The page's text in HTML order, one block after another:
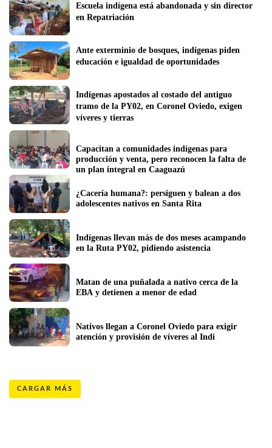
Escuela indígena está abandonada y sin director
en Repatriación
Ante exterminio de bosques, indígenas piden
educación e igualdad de oportunidades
Indígenas apostados al costado del antiguo
tramo de la PY02, en Coronel Oviedo, exigen
víveres y tierras
Capacitan a comunidades indígenas para
producción y venta, pero reconocen la falta de
un plan integral en Caaguazú
¿Cacería humana?: persiguen y balean a dos
Indígenas llevan más de dos meses acampando
en la Ruta PY02, pidiendo asistencia
Matan de una puñalada a nativo cerca de la
EBA y detienen a menor de edad
Nativos llegan a Coronel Oviedo para exigir
atención y provisión de víveres al Indi
CARGAR MÁS